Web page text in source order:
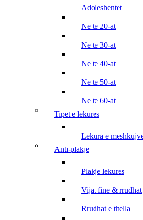
adoleshentet
ne te 20-at
ne te 30-at
ne te 40-at
ne te 50-at
ne te 60-at
tipet e lekures
lekura e
anti-plakje
plakje lekures
vijat fine & rrudhat
rrudhat e thella